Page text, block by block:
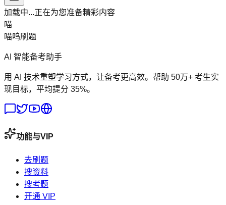
加载中...正在为您准备精彩内容
喵
喵呜刷题
AI 智能备考助手
用 AI 技术重塑学习方式，让备考更高效。帮助 50万+ 考生实
现目标，平均提分 35%。
功能与VIP
去刷题
搜资料
搜考题
开通 VIP